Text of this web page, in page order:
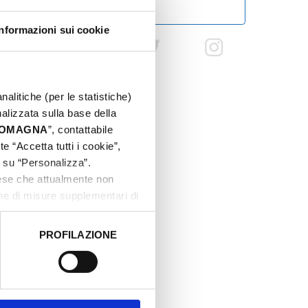
sui cookie
(per le statistiche)
sulla base della
”, contattabile
“Accetta tutti i cookie”,
“Personalizza”.
che attualmente non
di misure supplementari di
PROFILAZIONE
Parco avventura Skypark su facebook
Youtube Hashtag: nessuno
Twitter Hashtag: nessuno
Instagram